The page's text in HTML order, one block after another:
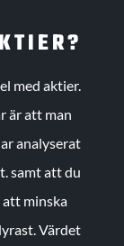
med aktier.
är att man
analyserat
samt att du
minska
Värdet